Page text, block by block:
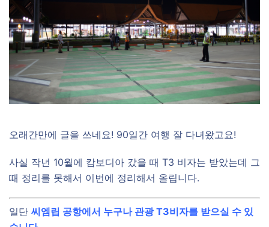
오래간만에 글을 쓰네요! 90일간 여행 잘 다녀왔고요!
사실 작년 10월에 캄보디아 갔을 때 T3 비자는 받았는데 그
때 정리를 못해서 이번에 정리해서 올립니다.
일단 씨엠립 공항에서 누구나 관광 T3비자를 받으실 수 있